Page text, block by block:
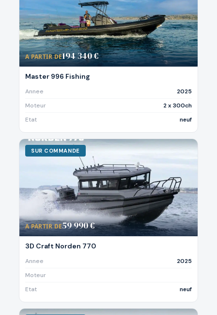
A PARTIR DE194 340 €
Master 996 Fishing
Annee
2025
Moteur
2 x 300ch
Etat
neuf
SUR COMMANDE
A PARTIR DE59 990 €
3D Craft Norden 770
Annee
2025
Moteur
Etat
neuf